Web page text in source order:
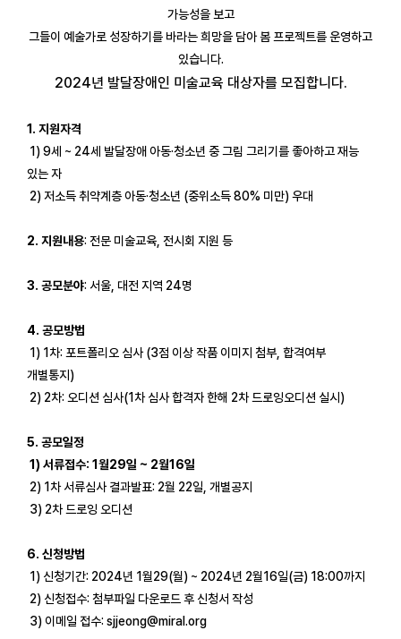
가능성을 보고
그들이 예술가로 성장하기를 바라는 희망을 담아 봄 프로젝트를 운영하고
있습니다.
2024년 발달장애인 미술교육 대상자를 모집합니다.
1. 지원자격
1) 9세 ~ 24세 발달장애 아동·청소년 중 그림 그리기를 좋아하고 재능
있는 자
2) 저소득 취약계층 아동·청소년 (중위소득 80% 미만) 우대
2. 지원내용: 전문 미술교육, 전시회 지원 등
3. 공모분야: 서울, 대전 지역 24명
4. 공모방법
1) 1차: 포트폴리오 심사 (3점 이상 작품 이미지 첨부, 합격여부
개별통지)
2) 2차: 오디션 심사(1차 심사 합격자 한해 2차 드로잉오디션 실시)
5. 공모일정
1) 서류접수: 1월29일 ~ 2월16일
2) 1차 서류심사 결과발표: 2월 22일, 개별공지
3) 2차 드로잉 오디션
6. 신청방법
1) 신청기간: 2024년 1월29(월) ~ 2024년 2월16일(금) 18:00까지
2) 신청접수: 첨부파일 다운로드 후 신청서 작성
3) 이메일 접수: sjjeong@miral.org